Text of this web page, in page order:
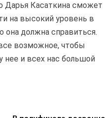
Дарья Касаткина сможет
на высокий уровень в
она должна справиться.
возможное, чтобы
нее и всех нас большой